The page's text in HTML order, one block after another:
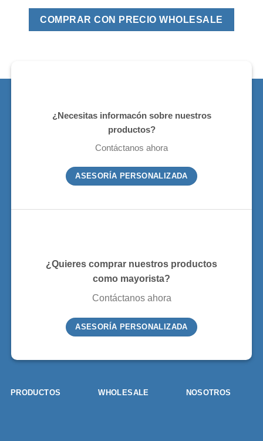
COMPRAR CON PRECIO WHOLESALE
¿Necesitas informacón sobre nuestros
productos?
Contáctanos ahora
ASESORÍA PERSONALIZADA
¿Quieres comprar nuestros productos
como mayorista?
Contáctanos ahora
ASESORÍA PERSONALIZADA
PRODUCTOS WHOLESALE NOSOTROS